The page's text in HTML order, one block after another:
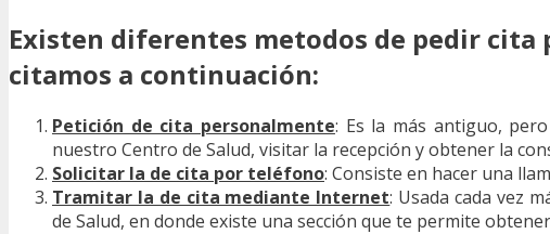
Existen diferentes metodos de pedir cita
citamos a continuación:
Petición de cita personalmente: Es la más antiguo,
nuestro Centro de Salud, visitar la recepción y obtener la
Solicitar la de cita por teléfono: Consiste en hacer una
Tramitar la de cita mediante Internet: Usada cada vez
de Salud, en donde existe una sección que te permite